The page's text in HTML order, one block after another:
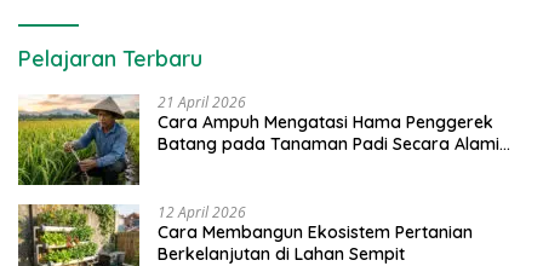
Pelajaran Terbaru
21 April 2026
Cara Ampuh Mengatasi Hama Penggerek
Batang pada Tanaman Padi Secara Alami
12 April 2026
Cara Membangun Ekosistem Pertanian
Berkelanjutan di Lahan Sempit